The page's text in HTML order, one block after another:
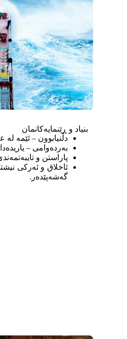
بنیاد و ڕێنمایەکانمان
دڵنیابوون – ئێمە لە
بەردەوامی –
پاراستن و
ئاخلاق و ئەرکی
گەشەپێدەر.